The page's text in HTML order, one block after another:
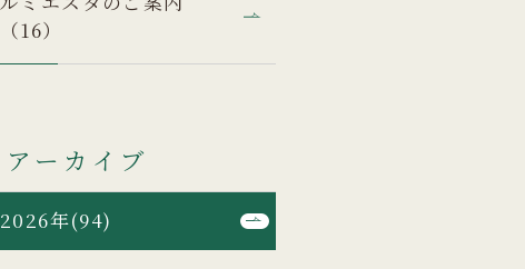
（16）
アーカイブ
2026年(94)